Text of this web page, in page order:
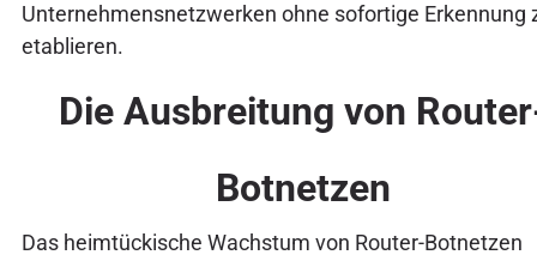
Unternehmensnetzwerken ohne sofortige Erkennung
etablieren.
Die Ausbreitung von
Botnetzen
Das heimtückische Wachstum von Router-Botnetzen